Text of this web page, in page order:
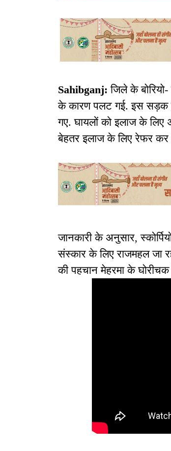
Sahibganj:जिले के
के कारण पलट गई. इस सड़क
गए. घायलों को इलाज के लिए
बेहतर इलाज के लिए रेफर कर
जानकारी के अनुसार,
संस्कार के लिए राजमहल जा
की पहचान मेहरमा के घोरीचक